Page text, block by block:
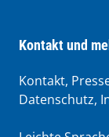
Kontakt und
Kontakt,
Datenschutz,